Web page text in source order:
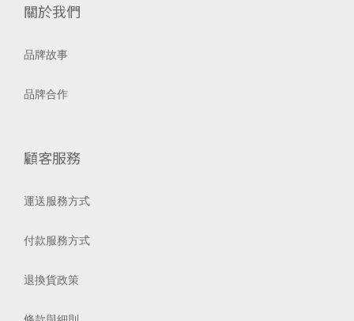
關於我們
品牌故事
品牌合作
顧客服務
運送服務方式
付款服務方式
退換貨政策